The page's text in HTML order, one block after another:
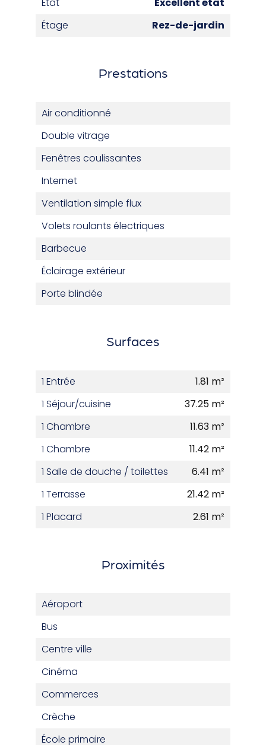
Étage
Rez-de-jardin
Prestations
Air conditionné
Double vitrage
Fenêtres coulissantes
Internet
Ventilation simple flux
Volets roulants électriques
Barbecue
Éclairage extérieur
Porte blindée
Surfaces
1 Entrée
1.81 m²
1 Séjour/cuisine
37.25 m²
1 Chambre
11.63 m²
1 Chambre
11.42 m²
1 Salle de douche / toilettes
6.41 m²
1 Terrasse
21.42 m²
1 Placard
2.61 m²
Proximités
Aéroport
Bus
Centre ville
Cinéma
Commerces
Crèche
École primaire